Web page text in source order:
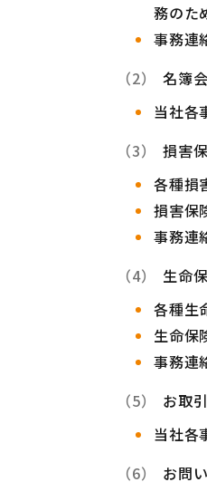
務のた
事務連
名簿
当社各
損害
各種損
損害保
事務連
生命
各種生
生命保
事務連
お取
当社各
お問